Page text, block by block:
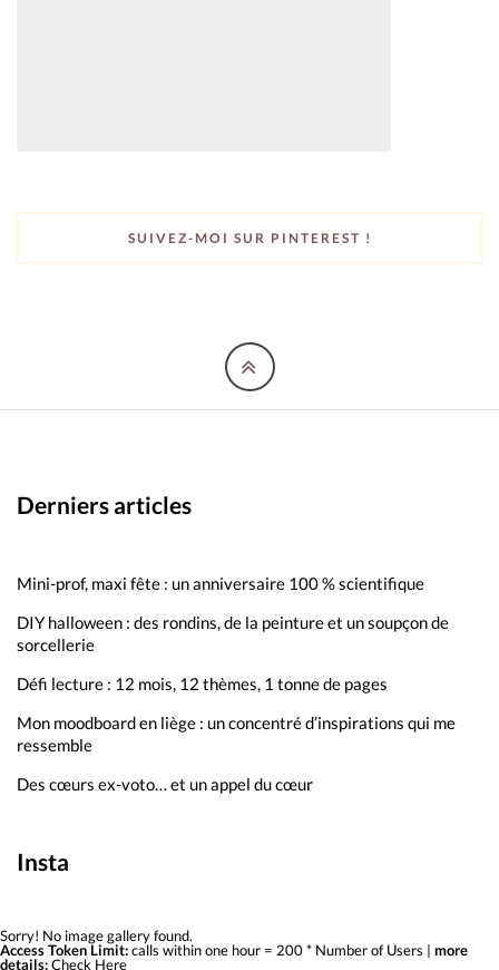
SUIVEZ-MOI SUR PINTEREST !
Derniers articles
Mini-prof, maxi fête : un anniversaire 100 % scientifique
DIY halloween : des rondins, de la peinture et un soupçon de
sorcellerie
Défi lecture : 12 mois, 12 thèmes, 1 tonne de pages
Mon moodboard en liège : un concentré d’inspirations qui me
ressemble
Des cœurs ex-voto… et un appel du cœur
Insta
Sorry! No image gallery found.
Access Token Limit:calls within one hour = 200 * Number of Users | more
details:Check Here